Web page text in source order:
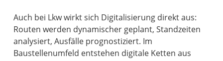
Auch bei Lkw wirkt sich Digitalisierung direkt aus:
Routen werden dynamischer geplant, Standzeiten
analysiert, Ausfälle prognostiziert. Im
Baustellenumfeld entstehen digitale Ketten aus